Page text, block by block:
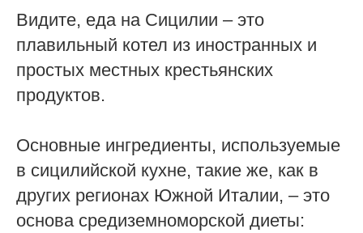
Видите, еда на Сицилии – это
плавильный котел из иностранных и
простых местных крестьянских
продуктов.
Основные ингредиенты, используемые
в сицилийской кухне, такие же, как в
других регионах Южной Италии, – это
основа средиземноморской диеты: